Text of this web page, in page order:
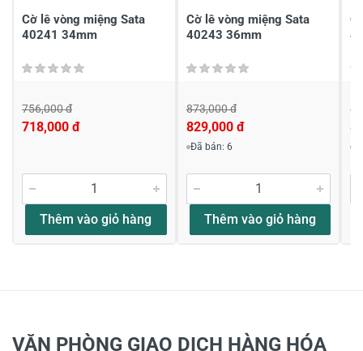
Gửi nhận xét
Cờ lê vòng miệng Sata
40241 34mm
756,000 đ
718,000 đ
Thêm vào giỏ hàng
Cờ lê vòng miệng Sata
40243 36mm
873,000 đ
829,000 đ
Đã bán: 6
Thêm vào giỏ hàng
VĂN PHÒNG GIAO DỊCH HÀNG HÓA